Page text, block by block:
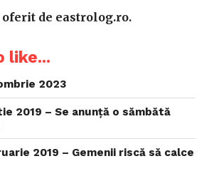
de eastrolog.ro.
like...
2023
2019 – Se anunță o sămbătă
2019 – Gemenii riscă să calce